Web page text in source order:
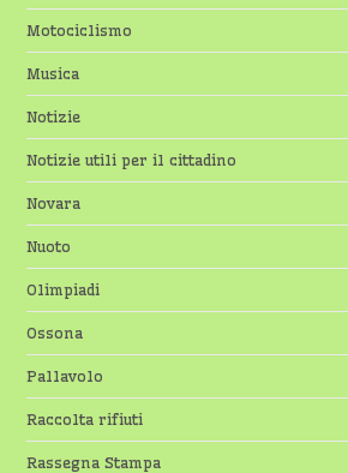
Motociclismo
Musica
Notizie
Notizie utili per il cittadino
Novara
Nuoto
Olimpiadi
Ossona
Pallavolo
Raccolta rifiuti
Rassegna Stampa